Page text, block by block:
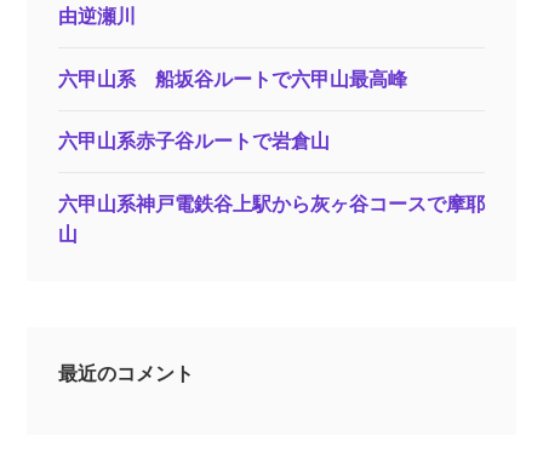
由逆瀬川
六甲山系 船坂谷ルートで六甲山最高峰
六甲山系赤子谷ルートで岩倉山
六甲山系神戸電鉄谷上駅から灰ヶ谷コースで摩耶
山
最近のコメント